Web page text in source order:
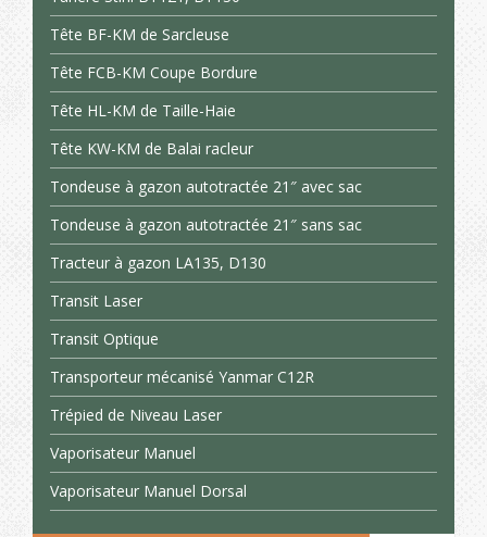
Tête BF-KM de Sarcleuse
Tête FCB-KM Coupe Bordure
Tête HL-KM de Taille-Haie
Tête KW-KM de Balai racleur
Tondeuse à gazon autotractée 21″ avec sac
Tondeuse à gazon autotractée 21″ sans sac
Tracteur à gazon LA135, D130
Transit Laser
Transit Optique
Transporteur mécanisé Yanmar C12R
Trépied de Niveau Laser
Vaporisateur Manuel
Vaporisateur Manuel Dorsal